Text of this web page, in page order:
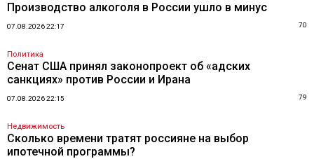
Производство алкоголя в России ушло в минус
07.08.2026 22:17 70
Политика
Сенат США принял законопроект об «адских
санкциях» против России и Ирана
07.08.2026 22:15 79
Недвижимость
Сколько времени тратят россияне на выбор
ипотечной программы?